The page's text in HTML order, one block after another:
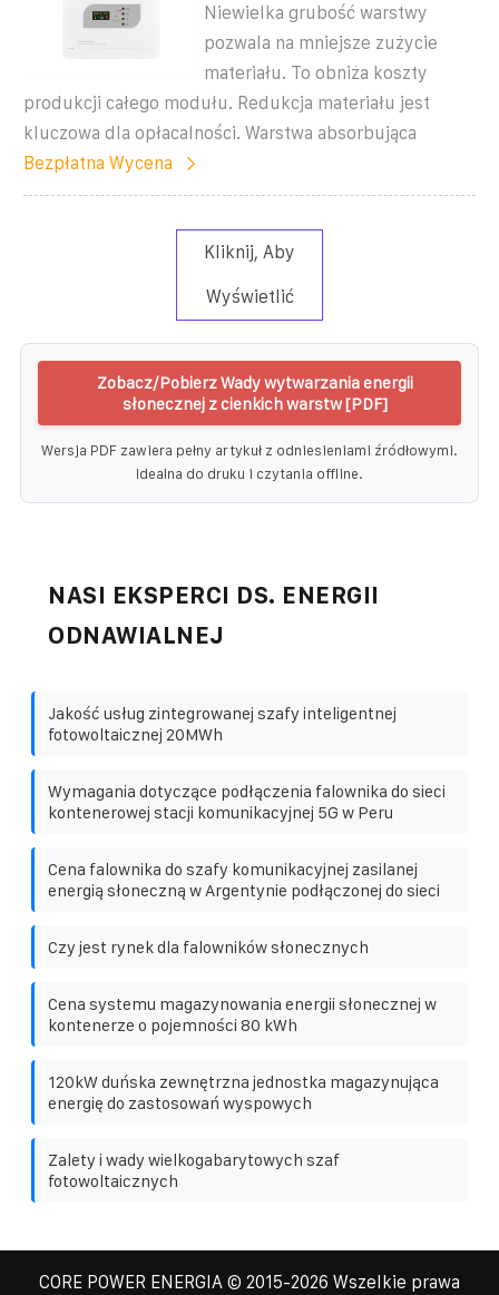
Niewielka grubość warstwy
pozwala na mniejsze zużycie
materiału. To obniża koszty
produkcji całego modułu. Redukcja materiału jest
kluczowa dla opłacalności. Warstwa absorbująca
Bezpłatna Wycena
Kliknij, Aby
Wyświetlić
Zobacz/Pobierz Wady wytwarzania energii
słonecznej z cienkich warstw [PDF]
Wersja PDF zawiera pełny artykuł z odniesieniami źródłowymi.
Idealna do druku i czytania offline.
NASI EKSPERCI DS. ENERGII
ODNAWIALNEJ
Jakość usług zintegrowanej szafy inteligentnej
fotowoltaicznej 20MWh
Wymagania dotyczące podłączenia falownika do sieci
kontenerowej stacji komunikacyjnej 5G w Peru
Cena falownika do szafy komunikacyjnej zasilanej
energią słoneczną w Argentynie podłączonej do sieci
Czy jest rynek dla falowników słonecznych
Cena systemu magazynowania energii słonecznej w
kontenerze o pojemności 80 kWh
120kW duńska zewnętrzna jednostka magazynująca
energię do zastosowań wyspowych
Zalety i wady wielkogabarytowych szaf
fotowoltaicznych
CORE POWER ENERGIA © 2015-2026 Wszelkie prawa